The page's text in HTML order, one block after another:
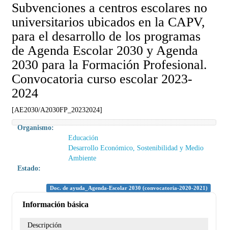
Subvenciones a centros escolares no
universitarios ubicados en la CAPV,
para el desarrollo de los programas
de Agenda Escolar 2030 y Agenda
2030 para la Formación Profesional.
Convocatoria curso escolar 2023-
2024
[AE2030/A2030FP_20232024]
Organismo:
Educación
Desarrollo Económico, Sostenibilidad y Medio
Ambiente
Estado:
Doc. de ayuda_Agenda-Escolar 2030 (convocatoria-2020-2021)
Información básica
Descripción